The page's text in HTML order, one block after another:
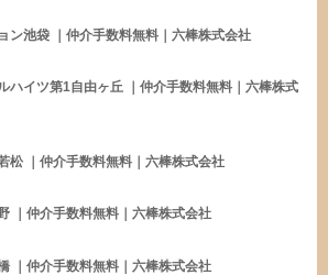
ン池袋 ｜仲介手数料無料｜六棒株式会社
ハイツ第1自由ヶ丘 ｜仲介手数料無料｜六棒株式
松 ｜仲介手数料無料｜六棒株式会社
｜仲介手数料無料｜六棒株式会社
｜仲介手数料無料｜六棒株式会社